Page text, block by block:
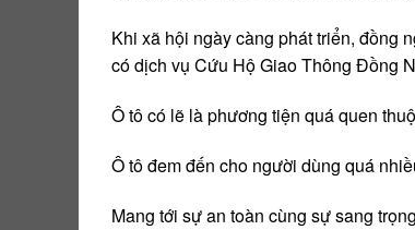
Khi xã hội ngày càng phát triển, đồng
có dịch vụ Cứu Hộ Giao Thông Đồng
Ô tô có lẽ là phương tiện quá quen
Ô tô đem đến cho người dùng quá
Mang tới sự an toàn cùng sự sang